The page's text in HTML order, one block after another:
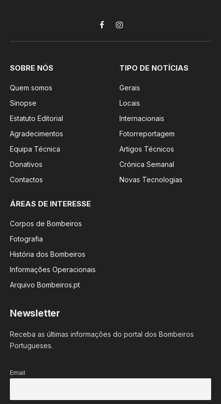
FacebookInstagram
SOBRE NÓS
Quem somos
Sinopse
Estatuto Editorial
Agradecimentos
Equipa Técnica
Donativos
Contactos
TIPO DE NOTÍCIAS
Gerais
Locais
Internacionais
Fotorreportagem
Artigos Técnicos
Crónica Semanal
Novas Tecnologias
ÁREAS DE INTERESSE
Corpos de Bombeiros
Fotografia
História dos Bombeiros
Informações Operacionais
Arquivo Bombeiros.pt
Newsletter
Receba as últimas informações do portal dos Bombeiros
Portugueses.
Email